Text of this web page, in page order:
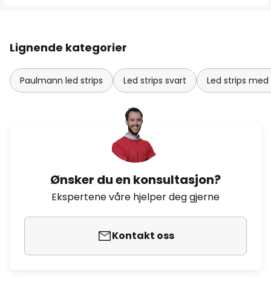
Lignende kategorier
Paulmann led strips Led strips svart Led strips
Ønsker du en konsultasjon?
Ekspertene våre hjelper deg gjerne
Kontakt oss